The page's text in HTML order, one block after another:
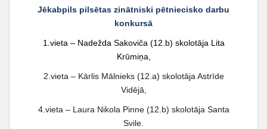
Jēkabpils pilsētas zinātniski pētniecisko darbu
konkursā
1.vieta – Nadežda Sakoviča (12.b) skolotāja Lita
Krūmiņa,
2.vieta – Kārlis Mālnieks (12.a) skolotāja Astrīde
Vidējā,
4.vieta – Laura Nikola Pinne (12.b) skolotāja Santa
Svile.